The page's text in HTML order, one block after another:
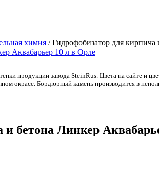
химия /Гидрофобизатор для
продукции заводa SteinRus. Цвета на сайте и
окрасе. Бордюрный камень производится в
бетона Линкер